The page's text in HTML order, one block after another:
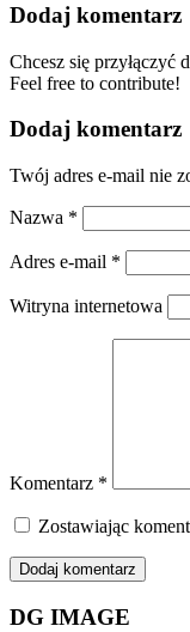
Dodaj komentarz
Chcesz się przyłączyć
Feel free to contribute!
Dodaj komentarz
Twój adres e-mail nie
Nazwa *
Adres e-mail *
Witryna internetowa
Komentarz *
Zostawiając
DG IMAGE